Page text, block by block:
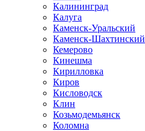
Калининград
Калуга
Каменск-Уральский
Каменск-Шахтинский
Кемерово
Кинешма
Кирилловка
Киров
Кисловодск
Клин
Козьмодемьянск
Коломна